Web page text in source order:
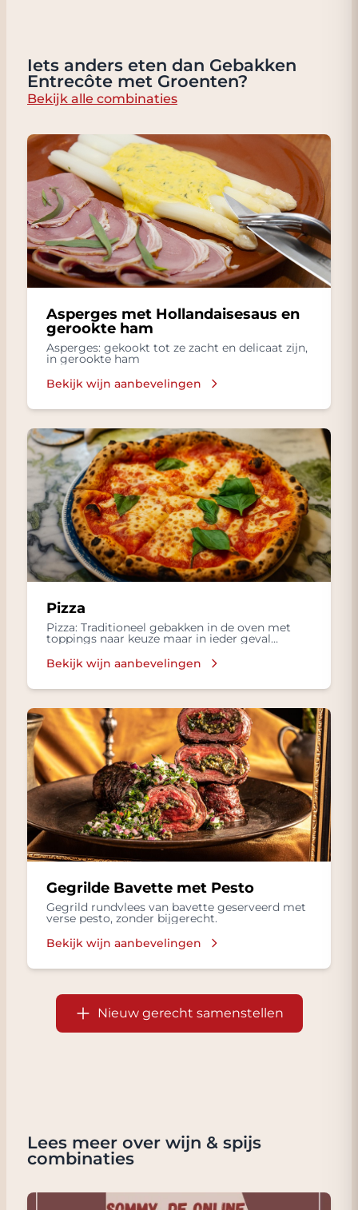
Iets anders eten dan Gebakken
Entrecôte met Groenten?
Bekijk alle combinaties
Asperges met Hollandaisesaus en
gerookte ham
Asperges: gekookt tot ze zacht en delicaat zijn,
in gerookte ham
Bekijk wijn aanbevelingen
Pizza
Pizza: Traditioneel gebakken in de oven met
toppings naar keuze maar in ieder geval
Bekijk wijn aanbevelingen
Gegrilde Bavette met Pesto
Gegrild rundvlees van bavette geserveerd met
verse pesto, zonder bijgerecht.
Bekijk wijn aanbevelingen
Nieuw gerecht samenstellen
Lees meer over wijn & spijs
combinaties